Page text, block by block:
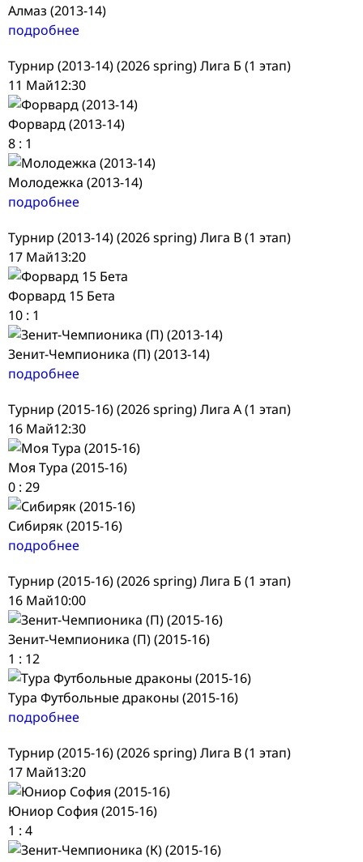
Алмаз (2013-14)
подробнее
Турнир (2013-14) (2026 spring) Лига Б (1 этап)
11 Май12:30
Форвард (2013-14)
8 : 1
Молодежка (2013-14)
подробнее
Турнир (2013-14) (2026 spring) Лига В (1 этап)
17 Май13:20
Форвард 15 Бета
10 : 1
Зенит-Чемпионика (П) (2013-14)
подробнее
Турнир (2015-16) (2026 spring) Лига А (1 этап)
16 Май12:30
Моя Тура (2015-16)
0 : 29
Сибиряк (2015-16)
подробнее
Турнир (2015-16) (2026 spring) Лига Б (1 этап)
16 Май10:00
Зенит-Чемпионика (П) (2015-16)
1 : 12
Тура Футбольные драконы (2015-16)
подробнее
Турнир (2015-16) (2026 spring) Лига В (1 этап)
17 Май13:20
Юниор София (2015-16)
1 : 4